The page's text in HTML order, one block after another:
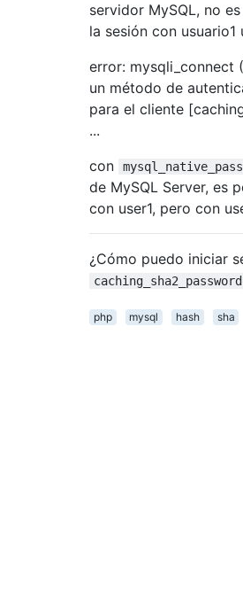
servidor MySQL, no
la sesión con usuario1
error: mysqli_connect
un método de
para el cliente
...
con
de MySQL Server, es
con user1, pero con
¿Cómo puedo iniciar
caching_sha2_password
php mysql hash
sha